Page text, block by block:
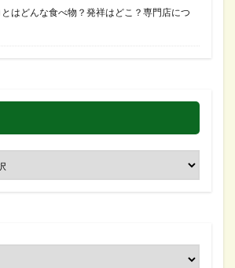
はどんな食べ物？発祥はどこ？専門店につ